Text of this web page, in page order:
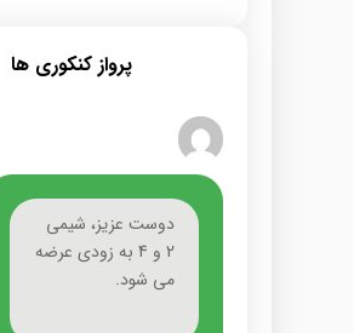
پرواز کنکوری ها
دوست عزیز، شیمی
2 و 4 به زودی عرضه
می شود.